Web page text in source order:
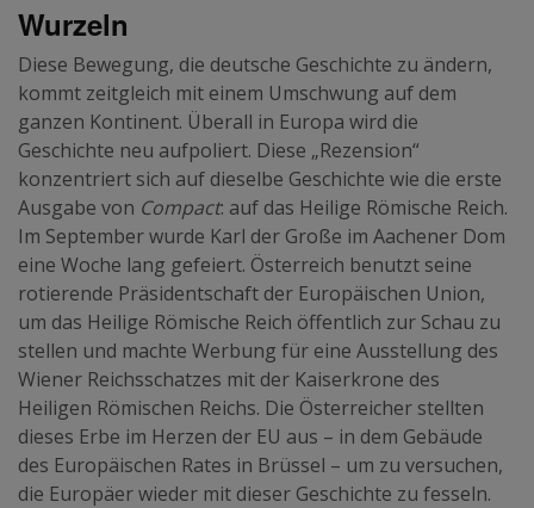
Wurzeln
Diese Bewegung, die deutsche Geschichte zu ändern,
kommt zeitgleich mit einem Umschwung auf dem
ganzen Kontinent. Überall in Europa wird die
Geschichte neu aufpoliert. Diese „Rezension“
konzentriert sich auf dieselbe Geschichte wie die erste
Ausgabe von Compact: auf das Heilige Römische Reich.
Im September wurde Karl der Große im Aachener Dom
eine Woche lang gefeiert. Österreich benutzt seine
rotierende Präsidentschaft der Europäischen Union,
um das Heilige Römische Reich öffentlich zur Schau zu
stellen und machte Werbung für eine Ausstellung des
Wiener Reichsschatzes mit der Kaiserkrone des
Heiligen Römischen Reichs. Die Österreicher stellten
dieses Erbe im Herzen der EU aus – in dem Gebäude
des Europäischen Rates in Brüssel – um zu versuchen,
die Europäer wieder mit dieser Geschichte zu fesseln.